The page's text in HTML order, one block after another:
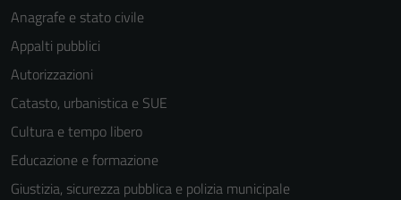
Anagrafe e stato civile
Appalti pubblici
Autorizzazioni
Catasto, urbanistica e SUE
Cultura e tempo libero
Educazione e formazione
Giustizia, sicurezza pubblica e polizia municipale